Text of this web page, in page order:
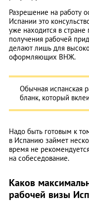
Разрешение на работу
Испании это
уже находится в стране
получения рабочей
делают лишь для
оформляющих ВНЖ.
Обычная испанская
бланк, который
Надо быть готовым к
в Испанию займет
время не
на собеседование.
Каков
рабочей визы